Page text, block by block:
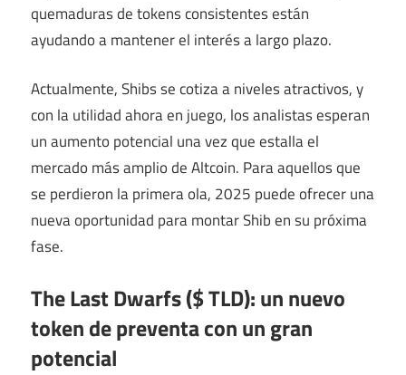
quemaduras de tokens consistentes están
ayudando a mantener el interés a largo plazo.
Actualmente, Shibs se cotiza a niveles atractivos, y
con la utilidad ahora en juego, los analistas esperan
un aumento potencial una vez que estalla el
mercado más amplio de Altcoin. Para aquellos que
se perdieron la primera ola, 2025 puede ofrecer una
nueva oportunidad para montar Shib en su próxima
fase.
The Last Dwarfs ($ TLD): un nuevo
token de preventa con un gran
potencial